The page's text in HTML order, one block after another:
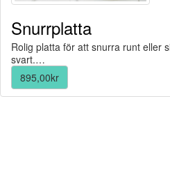
Snurrplatta
Rolig platta för att snurra runt eller
svart.…
895,00kr